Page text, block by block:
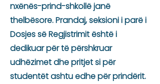
nxënës-prind-shkollë janë
thelbësore. Prandaj, seksioni i parë i
Dosjes së Regjistrimit është i
dedikuar për të përshkruar
udhëzimet dhe pritjet si për
studentët ashtu edhe për prindërit.